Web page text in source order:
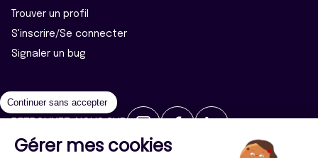
Trouver un profil
S'inscrire/Se connecter
Signaler un bug
2026 ©Majeur·e·s - Tous droits réservés
Continuer sans accepter
Gérer mes cookies